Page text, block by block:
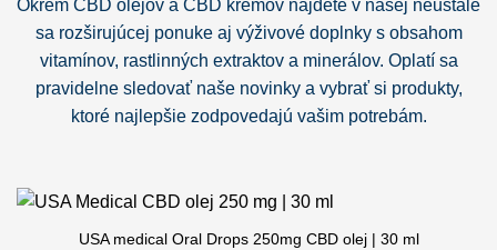
Okrem CBD olejov a CBD krémov nájdete v našej neustále
sa rozširujúcej ponuke aj výživové doplnky s obsahom
vitamínov, rastlinných extraktov a minerálov. Oplatí sa
pravidelne sledovať naše novinky a vybrať si produkty,
ktoré najlepšie zodpovedajú vašim potrebám.
USA medical Oral Drops 250mg CBD olej | 30 ml